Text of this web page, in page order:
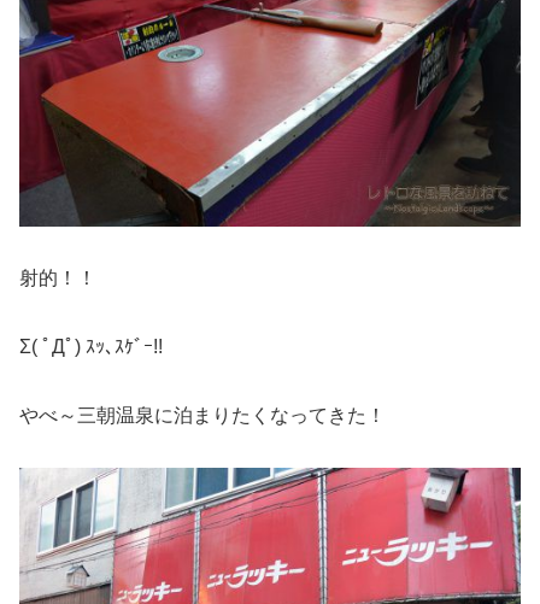
射的！！
Σ( ﾟДﾟ) ｽｯ､ｽｹﾞｰ!!
やべ～三朝温泉に泊まりたくなってきた！